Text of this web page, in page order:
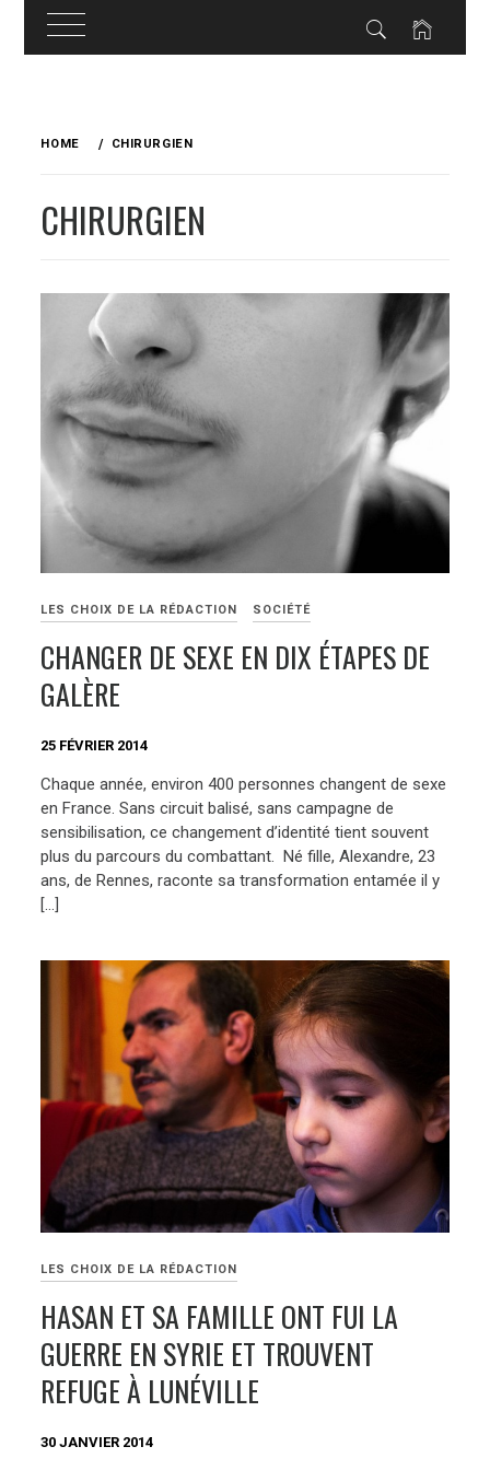
HOME CHIRURGIEN
CHIRURGIEN
LES CHOIX DE LA RÉDACTION SOCIÉTÉ
CHANGER DE SEXE EN DIX ÉTAPES DE
GALÈRE
25 FÉVRIER 2014
Chaque année, environ 400 personnes changent de sexe
en France. Sans circuit balisé, sans campagne de
sensibilisation, ce changement d’identité tient souvent
plus du parcours du combattant. Né fille, Alexandre, 23
ans, de Rennes, raconte sa transformation entamée il y
[…]
LES CHOIX DE LA RÉDACTION
HASAN ET SA FAMILLE ONT FUI LA
GUERRE EN SYRIE ET TROUVENT
REFUGE À LUNÉVILLE
30 JANVIER 2014